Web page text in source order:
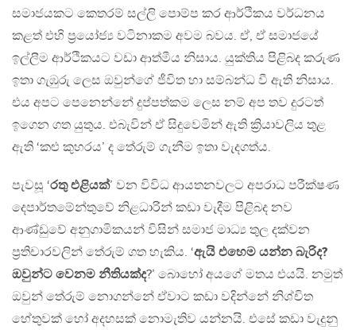
සමාජයකට කෙතරම් සල්ලි පොම්ප කර ආර්ථිකය වර්ධනය
කළත් එහි ප්‍රයෝජ්‍ය වටිනාකම අවම බවය. ඒ, ඒ සමාජයේ
ඉල්ලීම ආර්ථිකයට වඩා ආත්මීය නිසාය. යුක්තිය පිළිබද කරුණ
ඉතා ගැඹුරු ලෙස ඔවුන්ගේ ජීවිත හා සම්බන්ධ වී ඇති නිසාය.
එය අපට පෙනෙන්නේ දුප්පත්කම ලෙස නම් අප තව දුරටත්
ඉගෙන ගත යුතුය. එබැවින් ඒ සිදුවෙමින් ඇති ක්‍රියාවලිය තුළ
ඇති ‘කළු කුහරය’ ද තේරුම් ගැනීම ඉතා වැදගත්ය.
පැවසූ ‘රතු එළියක්’ වන විවිධ ආයතනවලට අපරාධ පරීක්ෂණ
දෙපාර්තමේන්තුවේ නිළධාරින් කඩා වැදීම පිළිබද නව
ආණ්ඩුවේ අනුගාමිකයන් විසින් සමාජ මාධ්‍ය තුල දක්වන
ප්‍රතිචාරවලින් තේරුම් ගත හැකිය. ‘ඇයි එහෙම යන්න බැරිද?
ඔවුන්ට වෙනම නීතියක්ද?’ බොහෝ අයගේ මතය එයයි. නමුත්
ඔවුන් තේරුම් නොගන්නේ ඒවාට කඩා වදින්නේ නිශ්චිත
හේතුවක් හෝ අදහසක් නොමැතිව යන්නයි. එසේ කඩා වැදුනු